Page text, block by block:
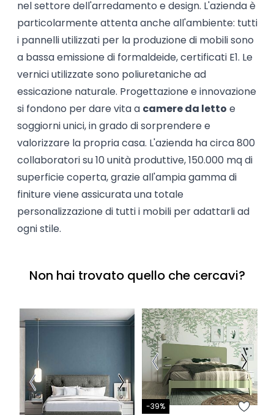
nel settore dell'arredamento e design. L'azienda è
particolarmente attenta anche all'ambiente: tutti
i pannelli utilizzati per la produzione di mobili sono
a bassa emissione di formaldeide, certificati E1. Le
vernici utilizzate sono poliuretaniche ad
essicazione naturale. Progettazione e innovazione
si fondono per dare vita a camere da letto e
soggiorni unici, in grado di sorprendere e
valorizzare la propria casa. L'azienda ha circa 800
collaboratori su 10 unità produttive, 150.000 mq di
superficie coperta, grazie all'ampia gamma di
finiture viene assicurata una totale
personalizzazione di tutti i mobili per adattarli ad
ogni stile.
Non hai trovato quello che cercavi?
-39%